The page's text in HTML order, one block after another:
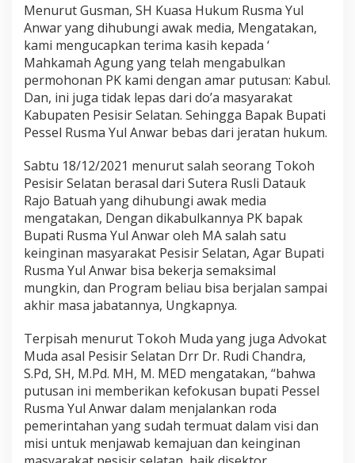
a
n
R
u
s
m
a
u
l
n
w
r
Menurut Gusman, SH Kuasa Hukum Rusma Yul
Anwar yang dihubungi awak media, Mengatakan,
kami mengucapkan terima kasih kepada ‘
Mahkamah Agung yang telah mengabulkan
permohonan PK kami dengan amar putusan: Kabul.
Dan, ini juga tidak lepas dari do’a masyarakat
Kabupaten Pesisir Selatan. Sehingga Bapak Bupati
Pessel Rusma Yul Anwar bebas dari jeratan hukum.
Sabtu 18/12/2021 menurut salah seorang Tokoh
Pesisir Selatan berasal dari Sutera Rusli Datauk
Rajo Batuah yang dihubungi awak media
mengatakan, Dengan dikabulkannya PK bapak
Bupati Rusma Yul Anwar oleh MA salah satu
keinginan masyarakat Pesisir Selatan, Agar Bupati
Rusma Yul Anwar bisa bekerja semaksimal
mungkin, dan Program beliau bisa berjalan sampai
akhir masa jabatannya, Ungkapnya.
Terpisah menurut Tokoh Muda yang juga Advokat
Muda asal Pesisir Selatan Drr Dr. Rudi Chandra,
S.Pd, SH, M.Pd. MH, M. MED mengatakan, “bahwa
putusan ini memberikan kefokusan bupati Pessel
Rusma Yul Anwar dalam menjalankan roda
pemerintahan yang sudah termuat dalam visi dan
misi untuk menjawab kemajuan dan keinginan